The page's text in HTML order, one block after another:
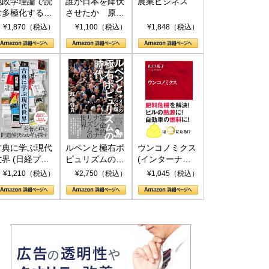
多極化する世
トランプと
¥1,870（税込）
させたか 原爆
投下、ソ連参
(PHP新書)
¥1,100（税込） ¥1,848（税込）
典に学ぶ現代
界 (日経プレ
アシリーズ)
¥1,210（税込）
ルペンと極右ポ
ピュリズムの時
代：〈ヤヌス〉
¥2,750（税込）
ウンコノミクス
(インターナシ
ョナル新書)
¥1,045（税込）